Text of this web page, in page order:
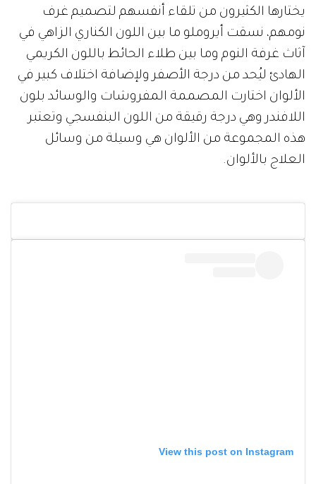
يختارها الكثيرون من تلقاء أنفسهم لتصميم غرف
نومهم، نسقت أيروملو ما بين اللون الكناري الزاهي في
آثاث غرفة النوم وما بين طلاء الحائط باللون الكريمي
الهادئ ليُحد من درجة الأصفر ولإضافة اختلاف كبير في
الألوان اختارت المصممة المفروشات والوسائد بلون
اللافندر وهي درجة رقيقة من اللون البنفسجي وتعتبر
هذه المجموعة من الألوان هي وسيلة من وسائل
العلاج بالألوان.
View this post on Instagram